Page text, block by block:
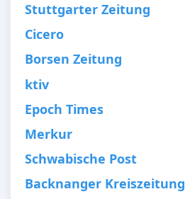
Stuttgarter Zeitung
Cicero
Borsen Zeitung
ktiv
Epoch Times
Merkur
Schwabische Post
Backnanger Kreiszeitung